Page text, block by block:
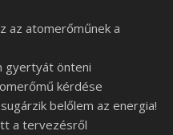
az atomerőműnek a
gyertyát önteni
kérdése
belőlem az energia!
a tervezésről